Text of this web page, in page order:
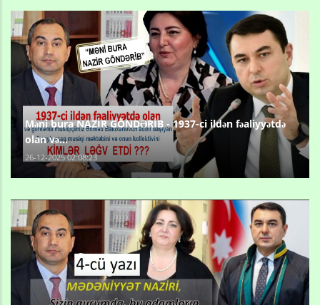
Məni bura NAZİR GÖNDƏRİB - 1937-ci ildən fəaliyyətdə
olan və...
26-12-2025 02:08:23